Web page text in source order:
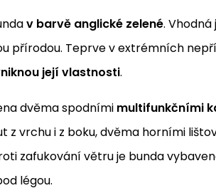
v barvě anglické zelené.
přírodou. Teprve v extrémních
její vlastnosti.
dvěma spodními multifunkčními
z vrchu i z boku, dvěma horními
zafukování větru je bunda
légou.